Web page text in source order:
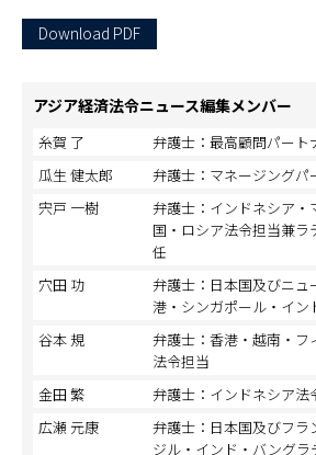
Download PDF
アジア経済法令ニュース編集メンバー
糸賀 了
弁護士：最高顧問パート
瓜生 健太郎
弁護士：マネージングパ
宍戸 一樹
弁護士：インドネシア・
国・ロシア法令担当兼
任
穴田 功
弁護士：日本国及びニュ
港・シンガポール・イン
谷本 規
弁護士：香港・越南・フ
法令担当
金田 繁
弁護士：インドネシア法
広瀬 元康
弁護士：日本国及びフラ
ジル・インド・バング